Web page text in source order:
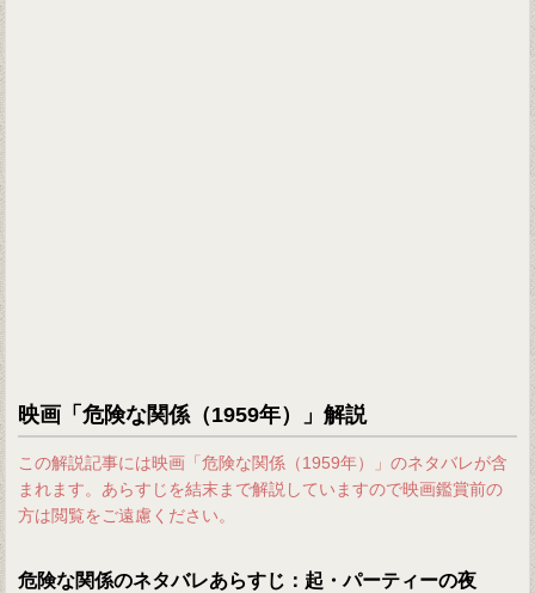
映画「危険な関係（1959年）」解説
この解説記事には映画「危険な関係（1959年）」のネタバレが含
まれます。あらすじを結末まで解説していますので映画鑑賞前の
方は閲覧をご遠慮ください。
危険な関係のネタバレあらすじ：起・パーティーの夜